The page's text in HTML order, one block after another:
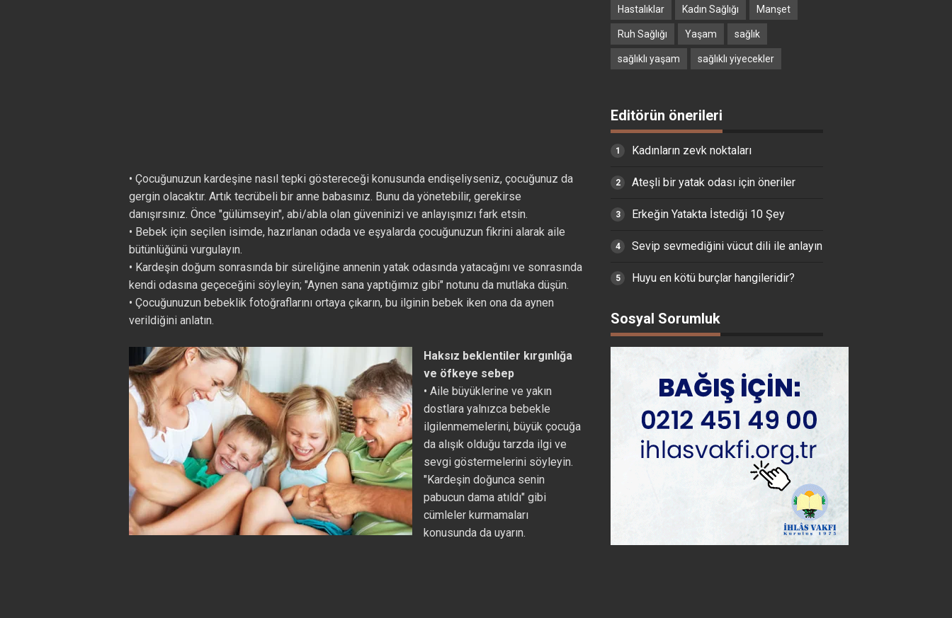
• Çocuğunuzun kardeşine nasıl tepki göstereceği konusunda endişeliyseniz, çocuğunuz da
gergin olacaktır. Artık tecrübeli bir anne babasınız. Bunu da yönetebilir, gerekirse
danışırsınız. Önce "gülümseyin", abi/abla olan güveninizi ve anlayışınızı fark etsin.
• Bebek için seçilen isimde, hazırlanan odada ve eşyalarda çocuğunuzun fikrini alarak aile
bütünlüğünü vurgulayın.
• Kardeşin doğum sonrasında bir süreliğine annenin yatak odasında yatacağını ve sonrasında
kendi odasına geçeceğini söyleyin; "Aynen sana yaptığımız gibi" notunu da mutlaka düşün.
• Çocuğunuzun bebeklik fotoğraflarını ortaya çıkarın, bu ilginin bebek iken ona da aynen
verildiğini anlatın.
Haksız beklentiler kırgınlığa
ve öfkeye sebep
• Aile büyüklerine ve yakın
dostlara yalnızca bebekle
ilgilenmemelerini, büyük çocuğa
da alışık olduğu tarzda ilgi ve
sevgi göstermelerini söyleyin.
"Kardeşin doğunca senin
pabucun dama atıldı" gibi
cümleler kurmamaları
konusunda da uyarın.
Hastalıklar Kadın Sağlığı Manşet
Ruh Sağlığı Yaşam sağlık
sağlıklı yaşam sağlıklı yiyecekler
Editörün önerileri
Kadınların zevk noktaları
Ateşli bir yatak odası için öneriler
Erkeğin Yatakta İstediği 10 Şey
Sevip sevmediğini vücut dili ile anlayın
Huyu en kötü burçlar hangileridir?
Sosyal Sorumluk